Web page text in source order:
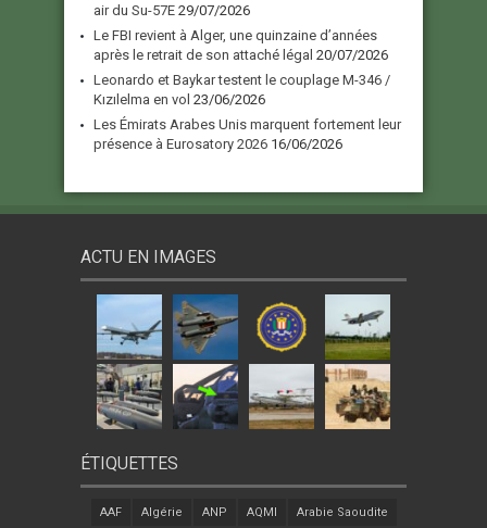
air du Su-57E 29/07/2026
Le FBI revient à Alger, une quinzaine d’années
après le retrait de son attaché légal 20/07/2026
Leonardo et Baykar testent le couplage M-346 /
Kızılelma en vol 23/06/2026
Les Émirats Arabes Unis marquent fortement leur
présence à Eurosatory 2026 16/06/2026
ACTU EN IMAGES
ÉTIQUETTES
AAF Algérie ANP AQMI Arabie Saoudite